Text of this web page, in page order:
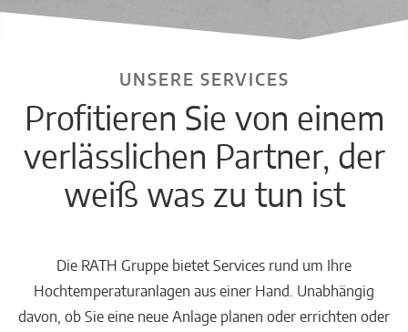
Profitieren Sie von einem
verlässlichen Partner, der
weiß was zu tun ist
UNSERE SERVICES
Die RATH Gruppe bietet Services rund um Ihre
Hochtemperaturanlagen aus einer Hand. Unabhängig
davon, ob Sie eine neue Anlage planen oder errichten oder